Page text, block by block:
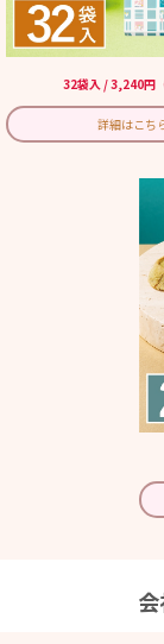
32袋入 / 3,240円
詳細はこち